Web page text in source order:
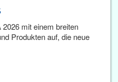
mit einem breiten
Produkten auf, die neue